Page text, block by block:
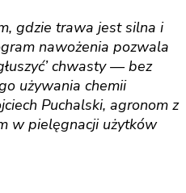
gdzie trawa jest silna i
nawożenia pozwala
chwasty — bez
używania chemii
Puchalski, agronom z
w pielęgnacji użytków